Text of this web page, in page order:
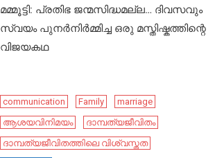
മമ്മൂട്ടി: പ്രതിഭ ജന്മസിദ്ധമല്ല… ദിവസവും
സ്വയം പുനർനിർമ്മിച്ച ഒരു മസ്തിഷ്കത്തിന്റെ
വിജയകഥ
communication Family
marriage
ആശയവിനിമയം
ദാമ്പത്യജീവിതം
ദാമ്പത്യജീവിതത്തിലെ വിശ്വസ്തത